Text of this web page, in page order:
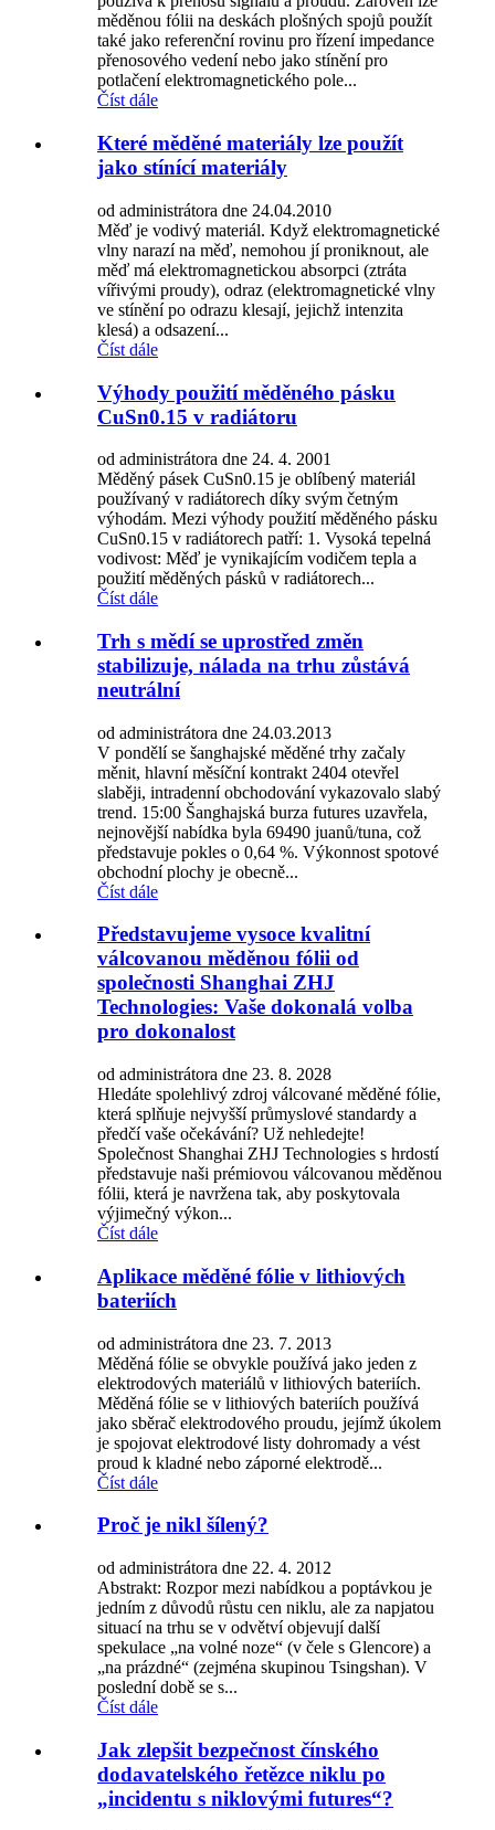
měděnou fólii na deskách plošných spojů použít
také jako referenční rovinu pro řízení impedance
přenosového vedení nebo jako stínění pro
potlačení elektromagnetického pole...
Číst dále
Které měděné materiály lze použít
jako stínící materiály
od administrátora dne 24.04.2010
Měď je vodivý materiál. Když elektromagnetické
vlny narazí na měď, nemohou jí proniknout, ale
měď má elektromagnetickou absorpci (ztráta
vířivými proudy), odraz (elektromagnetické vlny
ve stínění po odrazu klesají, jejichž intenzita
klesá) a odsazení...
Číst dále
Výhody použití měděného pásku
CuSn0.15 v radiátoru
od administrátora dne 24. 4. 2001
Měděný pásek CuSn0.15 je oblíbený materiál
používaný v radiátorech díky svým četným
výhodám. Mezi výhody použití měděného pásku
CuSn0.15 v radiátorech patří: 1. Vysoká tepelná
vodivost: Měď je vynikajícím vodičem tepla a
použití měděných pásků v radiátorech...
Číst dále
Trh s mědí se uprostřed změn
stabilizuje, nálada na trhu zůstává
neutrální
od administrátora dne 24.03.2013
V pondělí se šanghajské měděné trhy začaly
měnit, hlavní měsíční kontrakt 2404 otevřel
slaběji, intradenní obchodování vykazovalo slabý
trend. 15:00 Šanghajská burza futures uzavřela,
nejnovější nabídka byla 69490 juanů/tuna, což
představuje pokles o 0,64 %. Výkonnost spotové
obchodní plochy je obecně...
Číst dále
Představujeme vysoce kvalitní
válcovanou měděnou fólii od
společnosti Shanghai ZHJ
Technologies: Vaše dokonalá volba
pro dokonalost
od administrátora dne 23. 8. 2028
Hledáte spolehlivý zdroj válcované měděné fólie,
která splňuje nejvyšší průmyslové standardy a
předčí vaše očekávání? Už nehledejte!
Společnost Shanghai ZHJ Technologies s hrdostí
představuje naši prémiovou válcovanou měděnou
fólii, která je navržena tak, aby poskytovala
výjimečný výkon...
Číst dále
Aplikace měděné fólie v lithiových
bateriích
od administrátora dne 23. 7. 2013
Měděná fólie se obvykle používá jako jeden z
elektrodových materiálů v lithiových bateriích.
Měděná fólie se v lithiových bateriích používá
jako sběrač elektrodového proudu, jejímž úkolem
je spojovat elektrodové listy dohromady a vést
proud k kladné nebo záporné elektrodě...
Číst dále
Proč je nikl šílený?
od administrátora dne 22. 4. 2012
Abstrakt: Rozpor mezi nabídkou a poptávkou je
jedním z důvodů růstu cen niklu, ale za napjatou
situací na trhu se v odvětví objevují další
spekulace „na volné noze“ (v čele s Glencore) a
„na prázdné“ (zejména skupinou Tsingshan). V
poslední době se s...
Číst dále
Jak zlepšit bezpečnost čínského
dodavatelského řetězce niklu po
„incidentu s niklovými futures“?